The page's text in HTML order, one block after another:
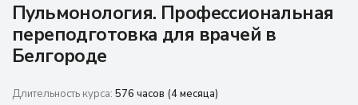
Перейти на портал дистанционного обучения
Пульмонология. Профессиональная
переподготовка для врачей в
Белгороде
Длительность курса: 576 часов (4 месяца)